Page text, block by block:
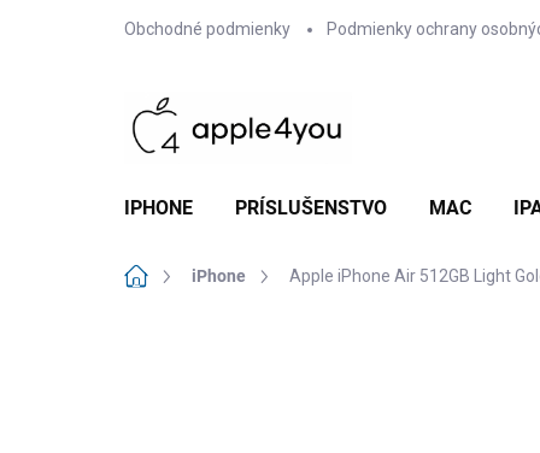
Obchodné podmienky Podmienky ochrany
IPHONE PRÍSLUŠENSTVO MAC
DomoviPhone Apple iPhone Air 512GB Light